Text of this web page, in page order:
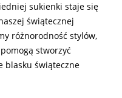
sukienki staje się
świątecznej
różnorodność stylów,
stworzyć
blasku świąteczne